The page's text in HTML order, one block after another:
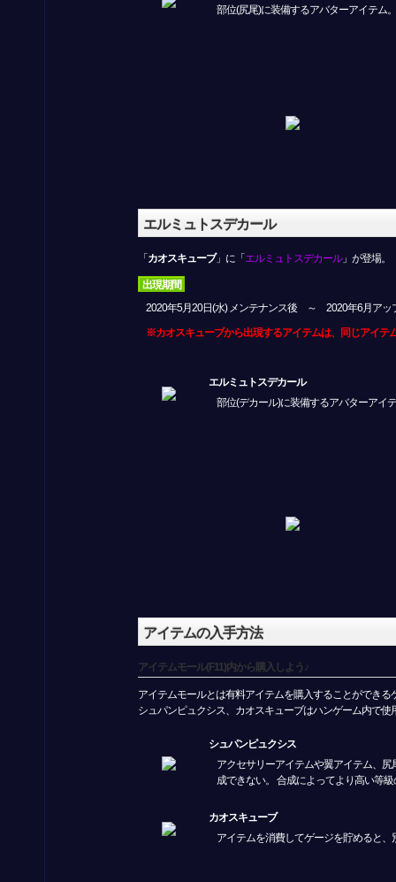
部位(尻尾)に装備するアバターアイテム。
エルミュトスデカール
「 カオスキューブ」に「 エルミュトスデカール」が登場。
出現期間
2020年5月20日(水) メンテナンス後 ～ 2020年6月アッ
※カオスキューブから出現するアイテムは、同じアイテ
エルミュトスデカール
部位(デカール)に装備するアバターアイ
アイテムの入手方法
アイテムモール(F11)内から購入しよう♪
アイテムモールとは有料アイテムを購入することができる
シュパンピュクシス、カオスキューブはハンゲーム内で使
シュパンピュクシス
アクセサリーアイテムや翼アイテム、
成できない。 合成によってより高い等
カオスキューブ
アイテムを消費してゲージを貯めると